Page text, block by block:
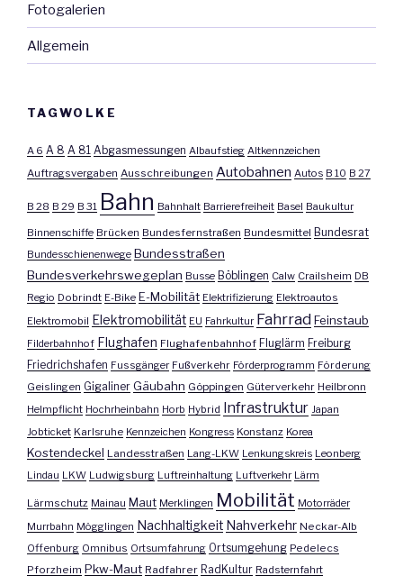
Fotogalerien
Allgemein
TAGWOLKE
A 6 A 8 A 81 Abgasmessungen Albaufstieg Altkennzeichen
Auftragsvergaben Ausschreibungen Autobahnen Autos B 10 B 27
B 28 B 29 B 31 Bahn Bahnhalt Barrierefreiheit Basel Baukultur
Binnenschiffe Brücken Bundesfernstraßen Bundesmittel Bundesrat
Bundesschienenwege Bundesstraßen
Bundesverkehrswegeplan Busse Böblingen Calw Crailsheim DB
Regio Dobrindt E-Bike E-Mobilität Elektrifizierung Elektroautos
Elektromobil Elektromobilität EU Fahrkultur FahrradFeinstaub
Filderbahnhof Flughafen Flughafenbahnhof Fluglärm Freiburg
Friedrichshafen Fussgänger Fußverkehr Förderprogramm Förderung
Geislingen Gigaliner Gäubahn Göppingen Güterverkehr Heilbronn
Helmpflicht Hochrheinbahn Horb Hybrid Infrastruktur Japan
Jobticket Karlsruhe Kennzeichen Kongress Konstanz Korea
Kostendeckel Landesstraßen Lang-LKW Lenkungskreis Leonberg
Lindau LKW Ludwigsburg Luftreinhaltung Luftverkehr Lärm
Lärmschutz Mainau Maut Merklingen Mobilität Motorräder
Murrbahn Mögglingen Nachhaltigkeit Nahverkehr Neckar-Alb
Offenburg Omnibus Ortsumfahrung Ortsumgehung Pedelecs
Pforzheim Pkw-Maut Radfahrer RadKultur Radsternfahrt